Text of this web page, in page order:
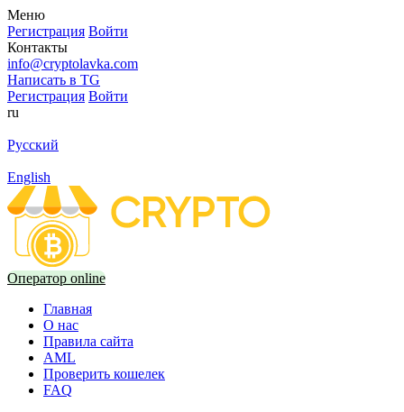
Меню
Регистрация Войти
Контакты
info@cryptolavka.com
Написать в TG
Регистрация Войти
ru
Русский
English
Оператор online
Главная
О нас
Правила сайта
AML
Проверить кошелек
FAQ